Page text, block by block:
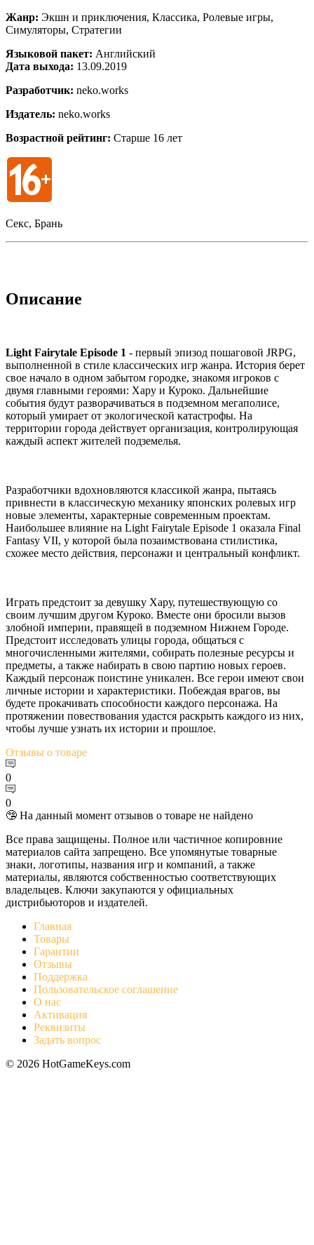
Жанр: Экшн и приключения, Классика, Ролевые игры,
Симуляторы, Стратегии
Языковой пакет: Английский
Дата выхода: 13.09.2019
Разработчик: neko.works
Издатель: neko.works
Возрастной рейтинг: Старше 16 лет
Секс, Брань
Описание
Light Fairytale Episode 1 - первый эпизод пошаговой JRPG,
выполненной в стиле классических игр жанра. История берет
свое начало в одном забытом городке, знакомя игроков с
двумя главными героями: Хару и Куроко. Дальнейшие
события будут разворачиваться в подземном мегаполисе,
который умирает от экологической катастрофы. На
территории города действует организация, контролирующая
каждый аспект жителей подземелья.
Разработчики вдохновляются классикой жанра, пытаясь
привнести в классическую механику японских ролевых игр
новые элементы, характерные современным проектам.
Наибольшее влияние на Light Fairytale Episode 1 оказала Final
Fantasy VII, у которой была позаимствована стилистика,
схожее место действия, персонажи и центральный конфликт.
Играть предстоит за девушку Хару, путешествующую со
своим лучшим другом Куроко. Вместе они бросили вызов
злобной империи, правящей в подземном Нижнем Городе.
Предстоит исследовать улицы города, общаться с
многочисленными жителями, собирать полезные ресурсы и
предметы, а также набирать в свою партию новых героев.
Каждый персонаж поистине уникален. Все герои имеют свои
личные истории и характеристики. Побеждая врагов, вы
будете прокачивать способности каждого персонажа. На
протяжении повествования удастся раскрыть каждого из них,
чтобы лучше узнать их истории и прошлое.
Отзывы о товаре
0
0
🤥 На данный момент отзывов о товаре не найдено
Все права защищены. Полное или частичное копировние
материалов сайта запрещено. Все упомянутые товарные
знаки, логотипы, названия игр и компаний, а также
материалы, являются собственностью соответствующих
владельцев. Ключи закупаются у официальных
дистрибьюторов и издателей.
Главная
Товары
Гарантии
Отзывы
Поддержка
Пользовательское соглашение
О нас
Активация
Реквизиты
Задать вопрос
© 2026 HotGameKeys.com